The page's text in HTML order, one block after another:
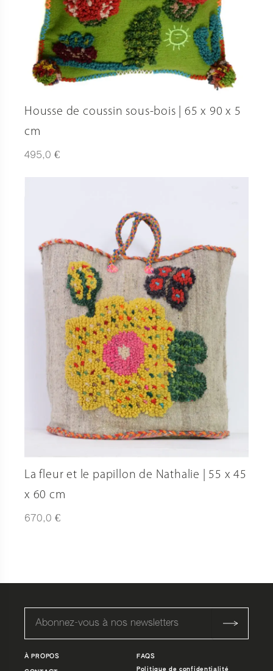
Housse de coussin sous-bois | 65 x 90 x 5
cm
495,0 €
La fleur et le papillon de Nathalie | 55 x 45
x 60 cm
670,0 €
À PROPOS FAQS
Politique de confidentialité